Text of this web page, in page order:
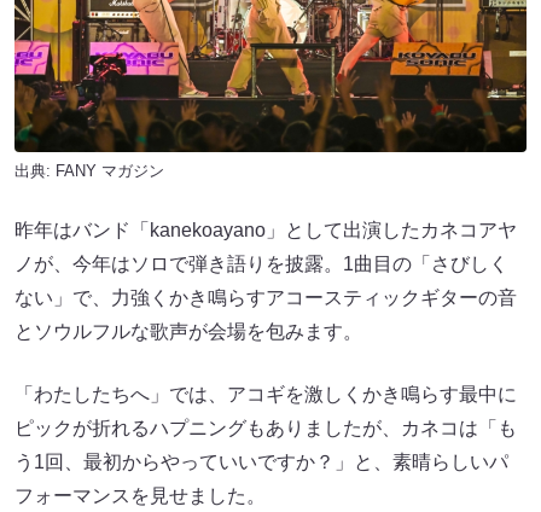
出典: FANY マガジン
昨年はバンド「kanekoayano」として出演したカネコアヤ
ノが、今年はソロで弾き語りを披露。1曲目の「さびしく
ない」で、力強くかき鳴らすアコースティックギターの音
とソウルフルな歌声が会場を包みます。
「わたしたちへ」では、アコギを激しくかき鳴らす最中に
ピックが折れるハプニングもありましたが、カネコは「も
う1回、最初からやっていいですか？」と、素晴らしいパ
フォーマンスを見せました。